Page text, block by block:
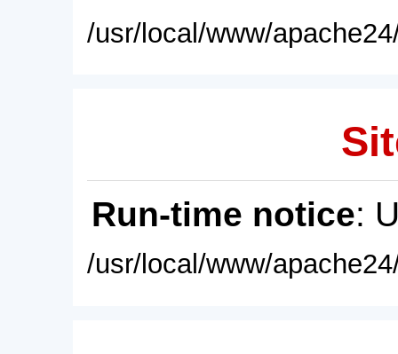
/usr/local/www/
Run-time notice:
/usr/local/www/